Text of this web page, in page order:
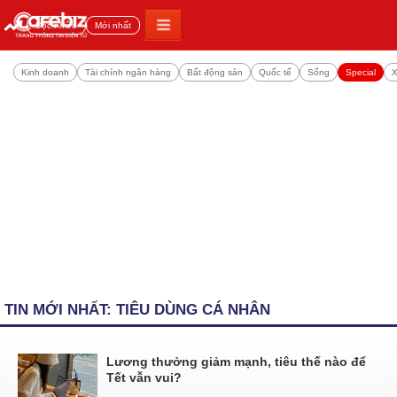
Đọc nhiều Mới nhất
Kinh doanh Tài chính ngân hàng Bất động sản Quốc tế Sống Special
TIN MỚI NHẤT: TIÊU DÙNG CÁ NHÂN
Lương thưởng giảm mạnh, tiêu thế nào để
Tết vẫn vui?